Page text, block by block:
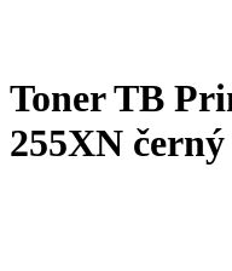
Toner TB
255XN